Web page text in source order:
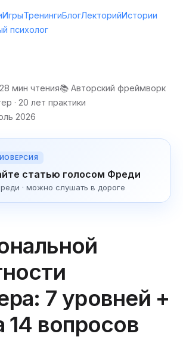
ИгрыТренингиБлогЛекторийИстории
психолог
мин чтения📚 Авторский фреймворк
· 20 лет практики
2026
статью голосом Фреди
· можно слушать в дороге
7 уровней +
14 вопросов